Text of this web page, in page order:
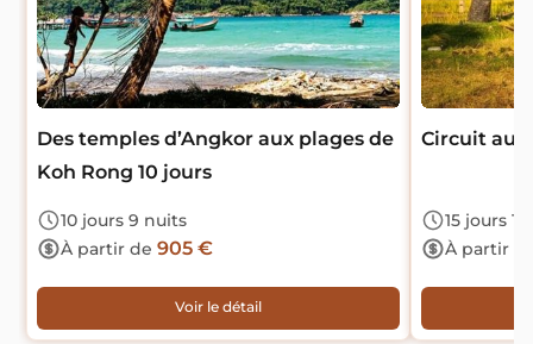
Des temples d’Angkor aux plages de
Koh Rong 10 jours
10 jours 9 nuits
À partir de 905 €
Voir le détail
Circuit au
15 jours
À partir